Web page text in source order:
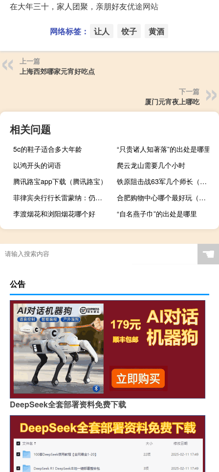
在大年三十，家人团聚，亲朋好友优途网站
网络标签： 让人 饺子 黄酒
上一篇
上海西郊哪家元宵好吃点
下一篇
厦门元宵夜上哪吃
相关问题
5c的鞋子适合多大年龄
“只贵诸人知著落”的出处是哪里
以鸿开头的词语
爬云龙山需要几个小时
腾讯路宝app下载（腾讯路宝）
铁原阻击战63军几个师长（铁原阻击战后63军还剩多少人）
菲律宾央行行长雷蒙纳：仍在考虑在11月份加息
合肥购物中心哪个最好玩（合肥购物中心哪个最好）
李渡烟花和浏阳烟花哪个好
“自名燕子巾”的出处是哪里
☚
公告
DeepSeek全套部署资料免费下载